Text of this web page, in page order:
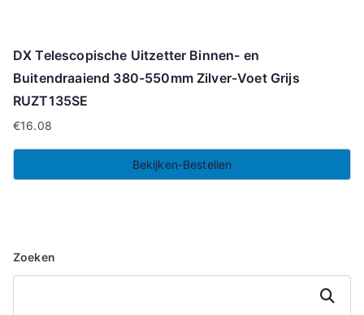
DX Telescopische Uitzetter Binnen- en
Buitendraaiend 380-550mm Zilver-Voet Grijs
RUZT135SE
€16.08
Bekijken-Bestellen
Zoeken
Zoeken